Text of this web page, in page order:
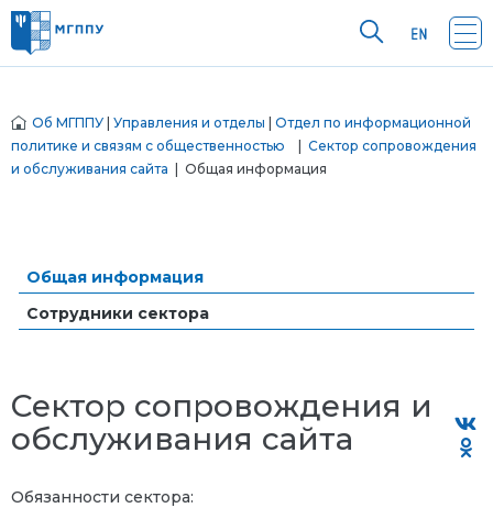
Об МГППУ Управления и отделы
Отдел по информационной
политике и связям с общественностью
Сектор сопровождения
и обслуживания сайта | Общая информация
Общая информация
Сотрудники сектора
Сектор сопровождения и
обслуживания сайта
Обязанности сектора: